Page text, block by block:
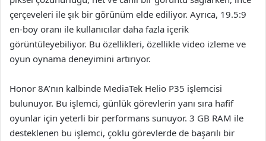
çerçeveleri ile şık bir görünüm elde ediliyor. Ayrıca, 19.5:9
en-boy oranı ile kullanıcılar daha fazla içerik
görüntüleyebiliyor. Bu özellikleri, özellikle video izleme ve
oyun oynama deneyimini artırıyor.
Honor 8A’nın kalbinde MediaTek Helio P35 işlemcisi
bulunuyor. Bu işlemci, günlük görevlerin yanı sıra hafif
oyunlar için yeterli bir performans sunuyor. 3 GB RAM ile
desteklenen bu işlemci, çoklu görevlerde de başarılı bir